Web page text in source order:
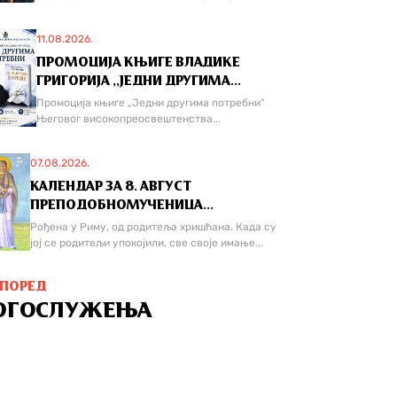
11.08.2026.
ПРОМОЦИЈА КЊИГЕ ВЛАДИКЕ
ГРИГОРИЈА ,,ЈЕДНИ ДРУГИМА...
Промоција књиге „Једни другима потребни“
Његовог високопреосвештенства...
07.08.2026.
КАЛЕНДАР ЗА 8. АВГУСТ
ПРЕПОДОБНОМУЧЕНИЦА...
Рођена у Риму, од родитеља хришћана. Када су
јој се родитељи упокојили, све своје имање...